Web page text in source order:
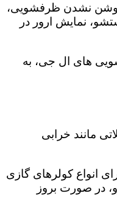
روشن نشدن ظرفشویی،
نمایش ارور در
های ال جی، به
مانند خرابی
انواع کولرهای گازی
در صورت بروز